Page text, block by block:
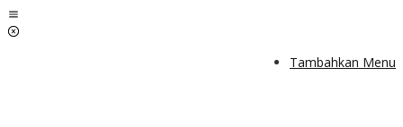
Lewati
ke
Tambahkan Menu